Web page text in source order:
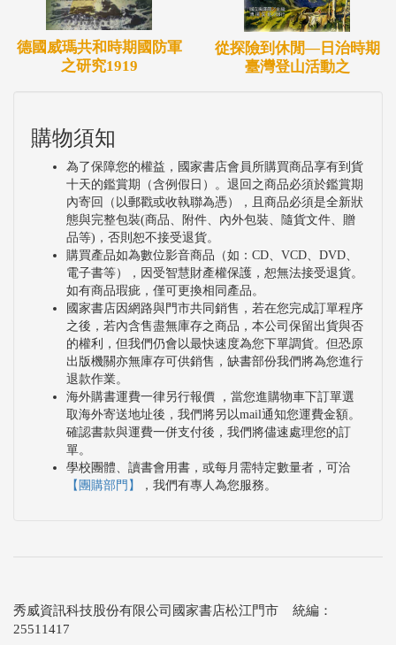
德國威瑪共和時期國防軍
之研究1919
從探險到休閒—日治時期
臺灣登山活動之
購物須知
為了保障您的權益，國家書店會員所購買商品享有到貨
十天的鑑賞期（含例假日）。退回之商品必須於鑑賞期
內寄回（以郵戳或收執聯為憑），且商品必須是全新狀
態與完整包裝(商品、附件、內外包裝、隨貨文件、贈
品等)，否則恕不接受退貨。
購買產品如為數位影音商品（如：CD、VCD、DVD、
電子書等），因受智慧財產權保護，恕無法接受退貨。
如有商品瑕疵，僅可更換相同產品。
國家書店因網路與門市共同銷售，若在您完成訂單程序
之後，若內含售盡無庫存之商品，本公司保留出貨與否
的權利，但我們仍會以最快速度為您下單調貨。但恐原
出版機關亦無庫存可供銷售，缺書部份我們將為您進行
退款作業。
海外購書運費一律另行報價 ，當您進購物車下訂單選
取海外寄送地址後，我們將另以mail通知您運費金額。
確認書款與運費一併支付後，我們將儘速處理您的訂
單。
學校團體、讀書會用書，或每月需特定數量者，可洽
【團購部門】
，我們有專人為您服務。
秀威資訊科技股份有限公司國家書店松江門市 統編：
25511417